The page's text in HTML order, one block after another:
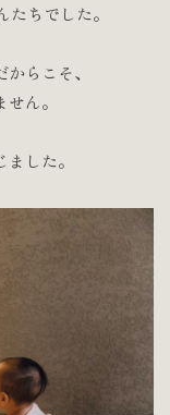
ちでした。
らこそ、
ん。
した。